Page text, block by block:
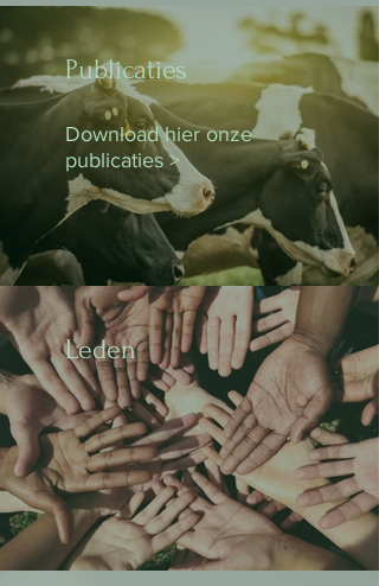
Publicaties
Download hier onze
publicaties >
Leden